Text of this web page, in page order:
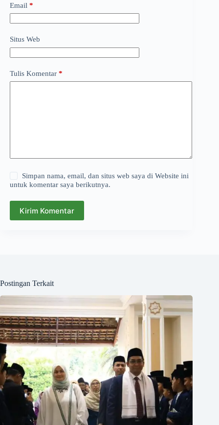
Email *
Situs Web
Tulis Komentar *
Simpan nama, email, dan situs web saya di Website ini
untuk komentar saya berikutnya.
Kirim Komentar
Postingan Terkait